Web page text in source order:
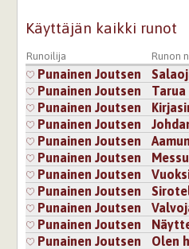
Kirjaudutairekisteröidy
10.5.2026 21:22Punainen
Kiva kuulla!
Kirjaudutai
Sivut
Käyttäjän kaikki runot
Runoilija Runon
Punainen Joutsen
Punainen Joutsen
Punainen Joutsen
Punainen Joutsen
Punainen Joutsen
Punainen Joutsen
Messu
Punainen Joutsen
Punainen Joutsen
Punainen Joutsen
Punainen Joutsen
Punainen Joutsen
Olen